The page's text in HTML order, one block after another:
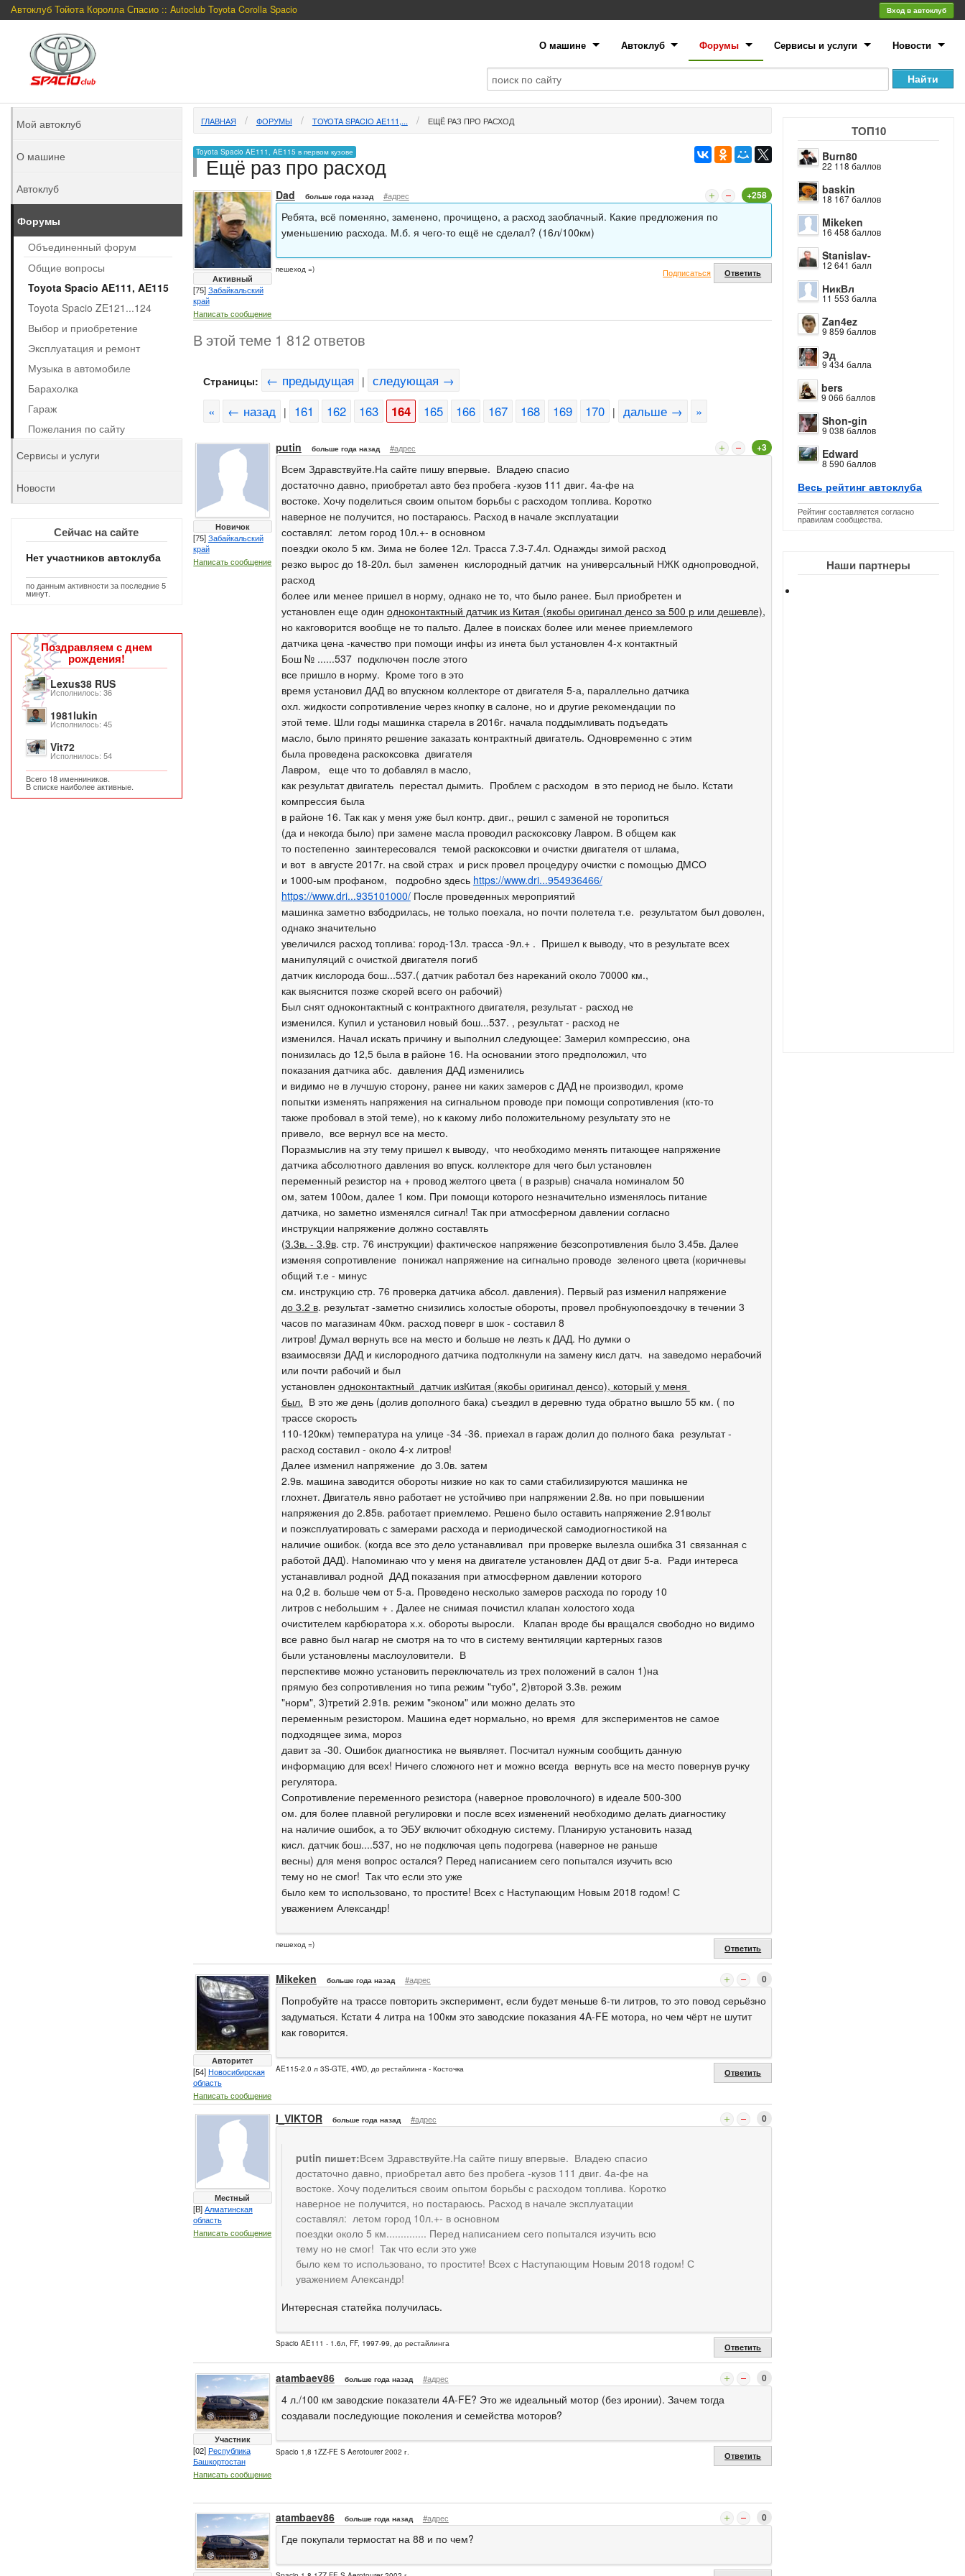
Автоклуб Тойота Королла Спасио :: Autoclub Toyota Corolla Spacio Вход в автоклуб
О машине Автоклуб Форумы Сервисы и услуги Новости
ТОП10
Burn80
22 118 баллов
baskin
18 167 баллов
Mikeken
16 458 баллов
Stanislav-
12 641 балл
НикВл
11 553 балла
Zan4ez
9 859 баллов
Эд
9 434 балла
bers
9 066 баллов
Shon-gin
9 038 баллов
Edward
8 590 баллов
Весь рейтинг автоклуба
Рейтинг составляется согласно
правилам сообщества.
Наши партнеры
ГЛАВНАЯ ФОРУМЫ TOYOTA SPACIO AE111,... ЕЩЁ РАЗ ПРО РАСХОД
Toyota Spacio AE111, AE115 в первом кузове
Ещё раз про расход
Активный
[75]Забайкальский
край
Написать сообщение
Dad больше года назад #адрес +258
Ребята, всё поменяно, заменено, прочищено, а расход заоблачный. Какие предложения по
уменьшению расхода. М.б. я чего-то ещё не сделал? (16л/100км)
пешеход =) Подписаться Ответить
В этой теме 1 812 ответов
Страницы: ← предыдущая | следующая →
«
← назад | 161 162 163 164 165 166 167 168 169 170 | дальше → »
Новичок
[75]Забайкальский
край
Написать сообщение
putin больше года назад #адрес +3
Всем Здравствуйте.На сайте пишу впервые. Владею спасио
достаточно давно, приобретал авто без пробега -кузов 111 двиг. 4а-фе на
востоке. Хочу поделиться своим опытом борьбы с расходом топлива. Коротко
наверное не получится, но постараюсь. Расход в начале эксплуатации
составлял: летом город 10л.+- в основном
поездки около 5 км. Зима не более 12л. Трасса 7.3-7.4л. Однажды зимой расход
резко вырос до 18-20л. был заменен кислородный датчик на универсальный НЖК однопроводной,
расход
более или менее пришел в норму, однако не то, что было ранее. Был приобретен и
установлен еще один одноконтактный датчик из Китая (якобы оригинал денсо за 500 р или дешевле),
но какговорится вообще не то пальто. Далее в поисках более или менее приемлемого
датчика цена -качество при помощи инфы из инета был установлен 4-х контактный
Бош № ......537 подключен после этого
все пришло в норму. Кроме того в это
время установил ДАД во впускном коллекторе от двигателя 5-а, параллельно датчика
охл. жидкости сопротивление через кнопку в салоне, но и другие рекомендации по
этой теме. Шли годы машинка старела в 2016г. начала поддымливать подъедать
масло, было принято решение заказать контрактный двигатель. Одновременно с этим
была проведена раскоксовка двигателя
Лавром, еще что то добавлял в масло,
как результат двигатель перестал дымить. Проблем с расходом в это период не было. Кстати
компрессия была
в районе 16. Так как у меня уже был контр. двиг., решил с заменой не торопиться
(да и некогда было) при замене масла проводил раскоксовку Лавром. В общем как
то постепенно заинтересовался темой раскоксовки и очистки двигателя от шлама,
и вот в августе 2017г. на свой страх и риск провел процедуру очистки с помощью ДМСО
и 1000-ым профаном, подробно здесь https://www.dri...954936466/
https://www.dri...935101000/После проведенных мероприятий
машинка заметно взбодрилась, не только поехала, но почти полетела т.е. результатом был доволен,
однако значительно
увеличился расход топлива: город-13л. трасса -9л.+ . Пришел к выводу, что в результате всех
манипуляций с очисткой двигателя погиб
датчик кислорода бош...537.( датчик работал без нареканий около 70000 км.,
как выяснится позже скорей всего он рабочий)
Был снят одноконтактный с контрактного двигателя, результат - расход не
изменился. Купил и установил новый бош...537. , результат - расход не
изменился. Начал искать причину и выполнил следующее: Замерил компрессию, она
понизилась до 12,5 была в районе 16. На основании этого предположил, что
показания датчика абс. давления ДАД изменились
и видимо не в лучшую сторону, ранее ни каких замеров с ДАД не производил, кроме
попытки изменять напряжения на сигнальном проводе при помощи сопротивления (кто-то
также пробовал в этой теме), но к какому либо положительному результату это не
привело, все вернул все на место.
Поразмыслив на эту тему пришел к выводу, что необходимо менять питающее напряжение
датчика абсолютного давления во впуск. коллекторе для чего был установлен
переменный резистор на + провод желтого цвета ( в разрыв) сначала номиналом 50
ом, затем 100ом, далее 1 ком. При помощи которого незначительно изменялось питание
датчика, но заметно изменялся сигнал! Так при атмосферном давлении согласно
инструкции напряжение должно составлять
(3.3в. - 3,9в. стр. 76 инструкции) фактическое напряжение безсопротивления было 3.45в. Далее
изменяя сопротивление понижал напряжение на сигнально проводе зеленого цвета (коричневы
общий т.е - минус
см. инструкцию стр. 76 проверка датчика абсол. давления). Первый раз изменил напряжение
до 3.2 в. результат -заметно снизились холостые обороты, провел пробнуюпоездочку в течении 3
часов по магазинам 40км. расход поверг в шок - составил 8
литров! Думал вернуть все на место и больше не лезть к ДАД. Но думки о
взаимосвязи ДАД и кислородного датчика подтолкнули на замену кисл датч. на заведомо нерабочий
или почти рабочий и был
установлен одноконтактный датчик изКитая (якобы оригинал денсо), который у меня
был. В это же день (долив дополного бака) съездил в деревню туда обратно вышло 55 км. ( по
трассе скорость
110-120км) температура на улице -34 -36. приехал в гараж долил до полного бака результат -
расход составил - около 4-х литров!
Далее изменил напряжение до 3.0в. затем
2.9в. машина заводится обороты низкие но как то сами стабилизируются машинка не
глохнет. Двигатель явно работает не устойчиво при напряжении 2.8в. но при повышении
напряжения до 2.85в. работает приемлемо. Решено было оставить напряжение 2.91вольт
и поэксплуатировать с замерами расхода и периодической самодиогностикой на
наличие ошибок. (когда все это дело устанавливал при проверке вылезла ошибка 31 связанная с
работой ДАД). Напоминаю что у меня на двигателе установлен ДАД от двиг 5-а. Ради интереса
устанавливал родной ДАД показания при атмосферном давлении которого
на 0,2 в. больше чем от 5-а. Проведено несколько замеров расхода по городу 10
литров с небольшим + . Далее не снимая почистил клапан холостого хода
очистителем карбюратора х.х. обороты выросли. Клапан вроде бы вращался свободно но видимо
все равно был нагар не смотря на то что в систему вентиляции картерных газов
были установлены маслоуловители. В
перспективе можно установить переключатель из трех положений в салон 1)на
прямую без сопротивления но типа режим "тубо", 2)второй 3.3в. режим
"норм", 3)третий 2.91в. режим "эконом" или можно делать это
переменным резистором. Машина едет нормально, но время для экспериментов не самое
подходящее зима, мороз
давит за -30. Ошибок диагностика не выявляет. Посчитал нужным сообщить данную
информацию для всех! Ничего сложного нет и можно всегда вернуть все на место повернув ручку
регулятора.
Сопротивление переменного резистора (наверное проволочного) в идеале 500-300
ом. для более плавной регулировки и после всех изменений необходимо делать диагностику
на наличие ошибок, а то ЭБУ включит обходную систему. Планирую установить назад
кисл. датчик бош....537, но не подключая цепь подогрева (наверное не раньше
весны) для меня вопрос остался? Перед написанием сего попытался изучить всю
тему но не смог! Так что если это уже
было кем то использовано, то простите! Всех с Наступающим Новым 2018 годом! С
уважением Александр!
пешеход =) Ответить
Авторитет
[54]Новосибирская
область
Написать сообщение
Mikeken больше года назад #адрес 0
Попробуйте на трассе повторить эксперимент, если будет меньше 6-ти литров, то это повод серьёзно
задуматься. Кстати 4 литра на 100км это заводские показания 4A-FE мотора, но чем чёрт не шутит
как говорится.
AE115-2.0 л 3S-GTE, 4WD, до рестайлинга - Косточка Ответить
Местный
[B]Алматинская
область
Написать сообщение
I_VIKTOR больше года назад #адрес 0
putin пишет:Всем Здравствуйте.На сайте пишу впервые. Владею спасио
достаточно давно, приобретал авто без пробега -кузов 111 двиг. 4а-фе на
востоке. Хочу поделиться своим опытом борьбы с расходом топлива. Коротко
наверное не получится, но постараюсь. Расход в начале эксплуатации
составлял: летом город 10л.+- в основном
поездки около 5 км.............. Перед написанием сего попытался изучить всю
тему но не смог! Так что если это уже
было кем то использовано, то простите! Всех с Наступающим Новым 2018 годом! С
уважением Александр!
Интересная статейка получилась.
Spacio AE111 - 1.6л, FF, 1997-99, до рестайлинга Ответить
Участник
[02]Республика
Башкортостан
Написать сообщение
atambaev86 больше года назад #адрес 0
4 л./100 км заводские показатели 4A-FE? Это же идеальный мотор (без иронии). Зачем тогда
создавали последующие поколения и семейства моторов?
Spacio 1,8 1ZZ-FE S Aerotourer 2002 г. Ответить
atambaev86 больше года назад #адрес 0
Где покупали термостат на 88 и по чем?
Мой автоклуб
О машине
Автоклуб
Форумы
Объединенный форум
Общие вопросы
Toyota Spacio AE111, AE115
Toyota Spacio ZE121...124
Выбор и приобретение
Эксплуатация и ремонт
Музыка в автомобиле
Барахолка
Гараж
Пожелания по сайту
Сервисы и услуги
Новости
Сейчас на сайте
Нет участников автоклуба
по данным активности за последние 5
минут.
Поздравляем с днем
рождения!
Lexus38 RUS
Исполнилось: 36
1981lukin
Исполнилось: 45
Vit72
Исполнилось: 54
Всего 18 именниников.
В списке наиболее активные.